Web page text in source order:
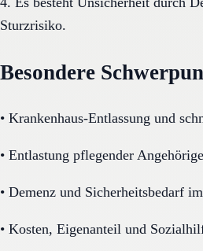
Sturzrisiko.
Besondere
• Krankenhaus-Entlassung und
• Entlastung pflegender
• Demenz und Sicherheitsbedarf
• Kosten, Eigenanteil und